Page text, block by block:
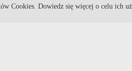
w Kamieniu
Cookies. Dowiedz się więcej o celu ich